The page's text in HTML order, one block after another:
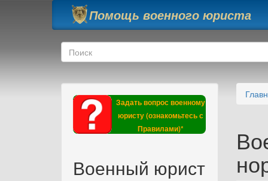
Перейти к основному содержанию
Помощь военного юриста
Форма поиска
Поиск
Задать вопрос военному
юристу (ознакомьтесь с
Правилами)*
Военный юрист